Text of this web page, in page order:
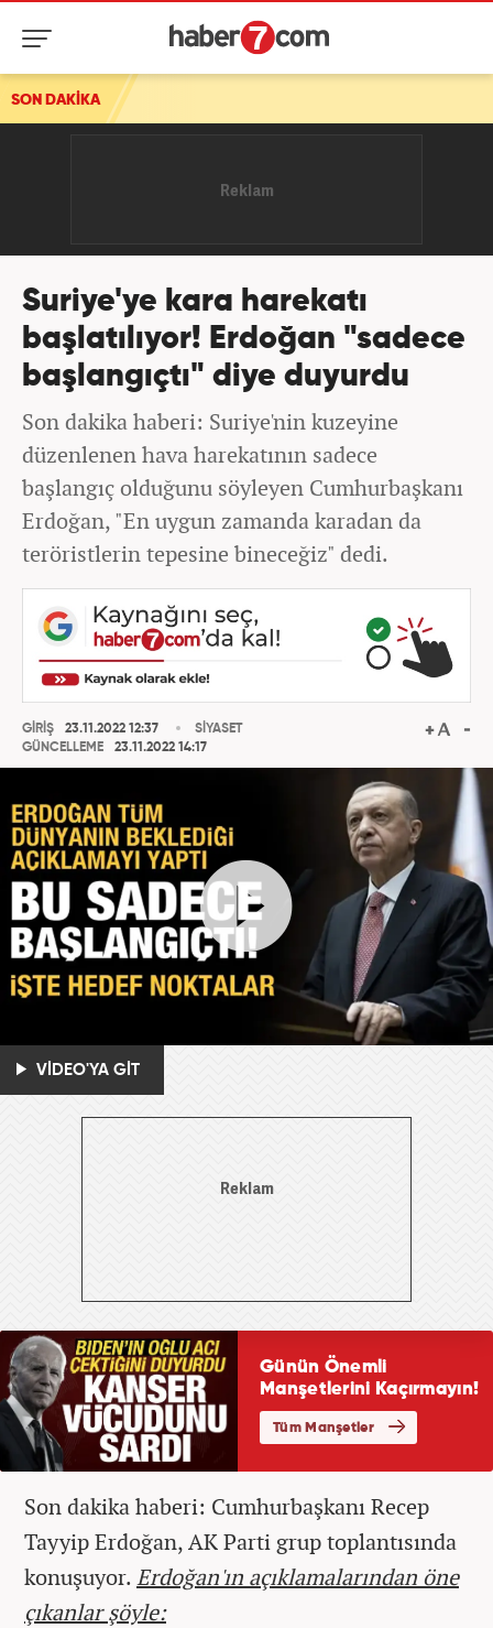
SON DAKİKA
Suriye'ye kara harekatı
başlatılıyor! Erdoğan "sadece
başlangıçtı" diye duyurdu
Son dakika haberi: Suriye'nin kuzeyine
düzenlenen hava harekatının sadece
başlangıç olduğunu söyleyen Cumhurbaşkanı
Erdoğan, "En uygun zamanda karadan da
teröristlerin tepesine bineceğiz" dedi.
GİRİŞ
23.11.2022 12:37
GÜNCELLEME
23.11.2022 14:17
SİYASET
VİDEO'YA GİT
Son dakika haberi: Cumhurbaşkanı Recep
Tayyip Erdoğan, AK Parti grup toplantısında
konuşuyor.Erdoğan'ın açıklamalarından öne
çıkanlar şöyle: